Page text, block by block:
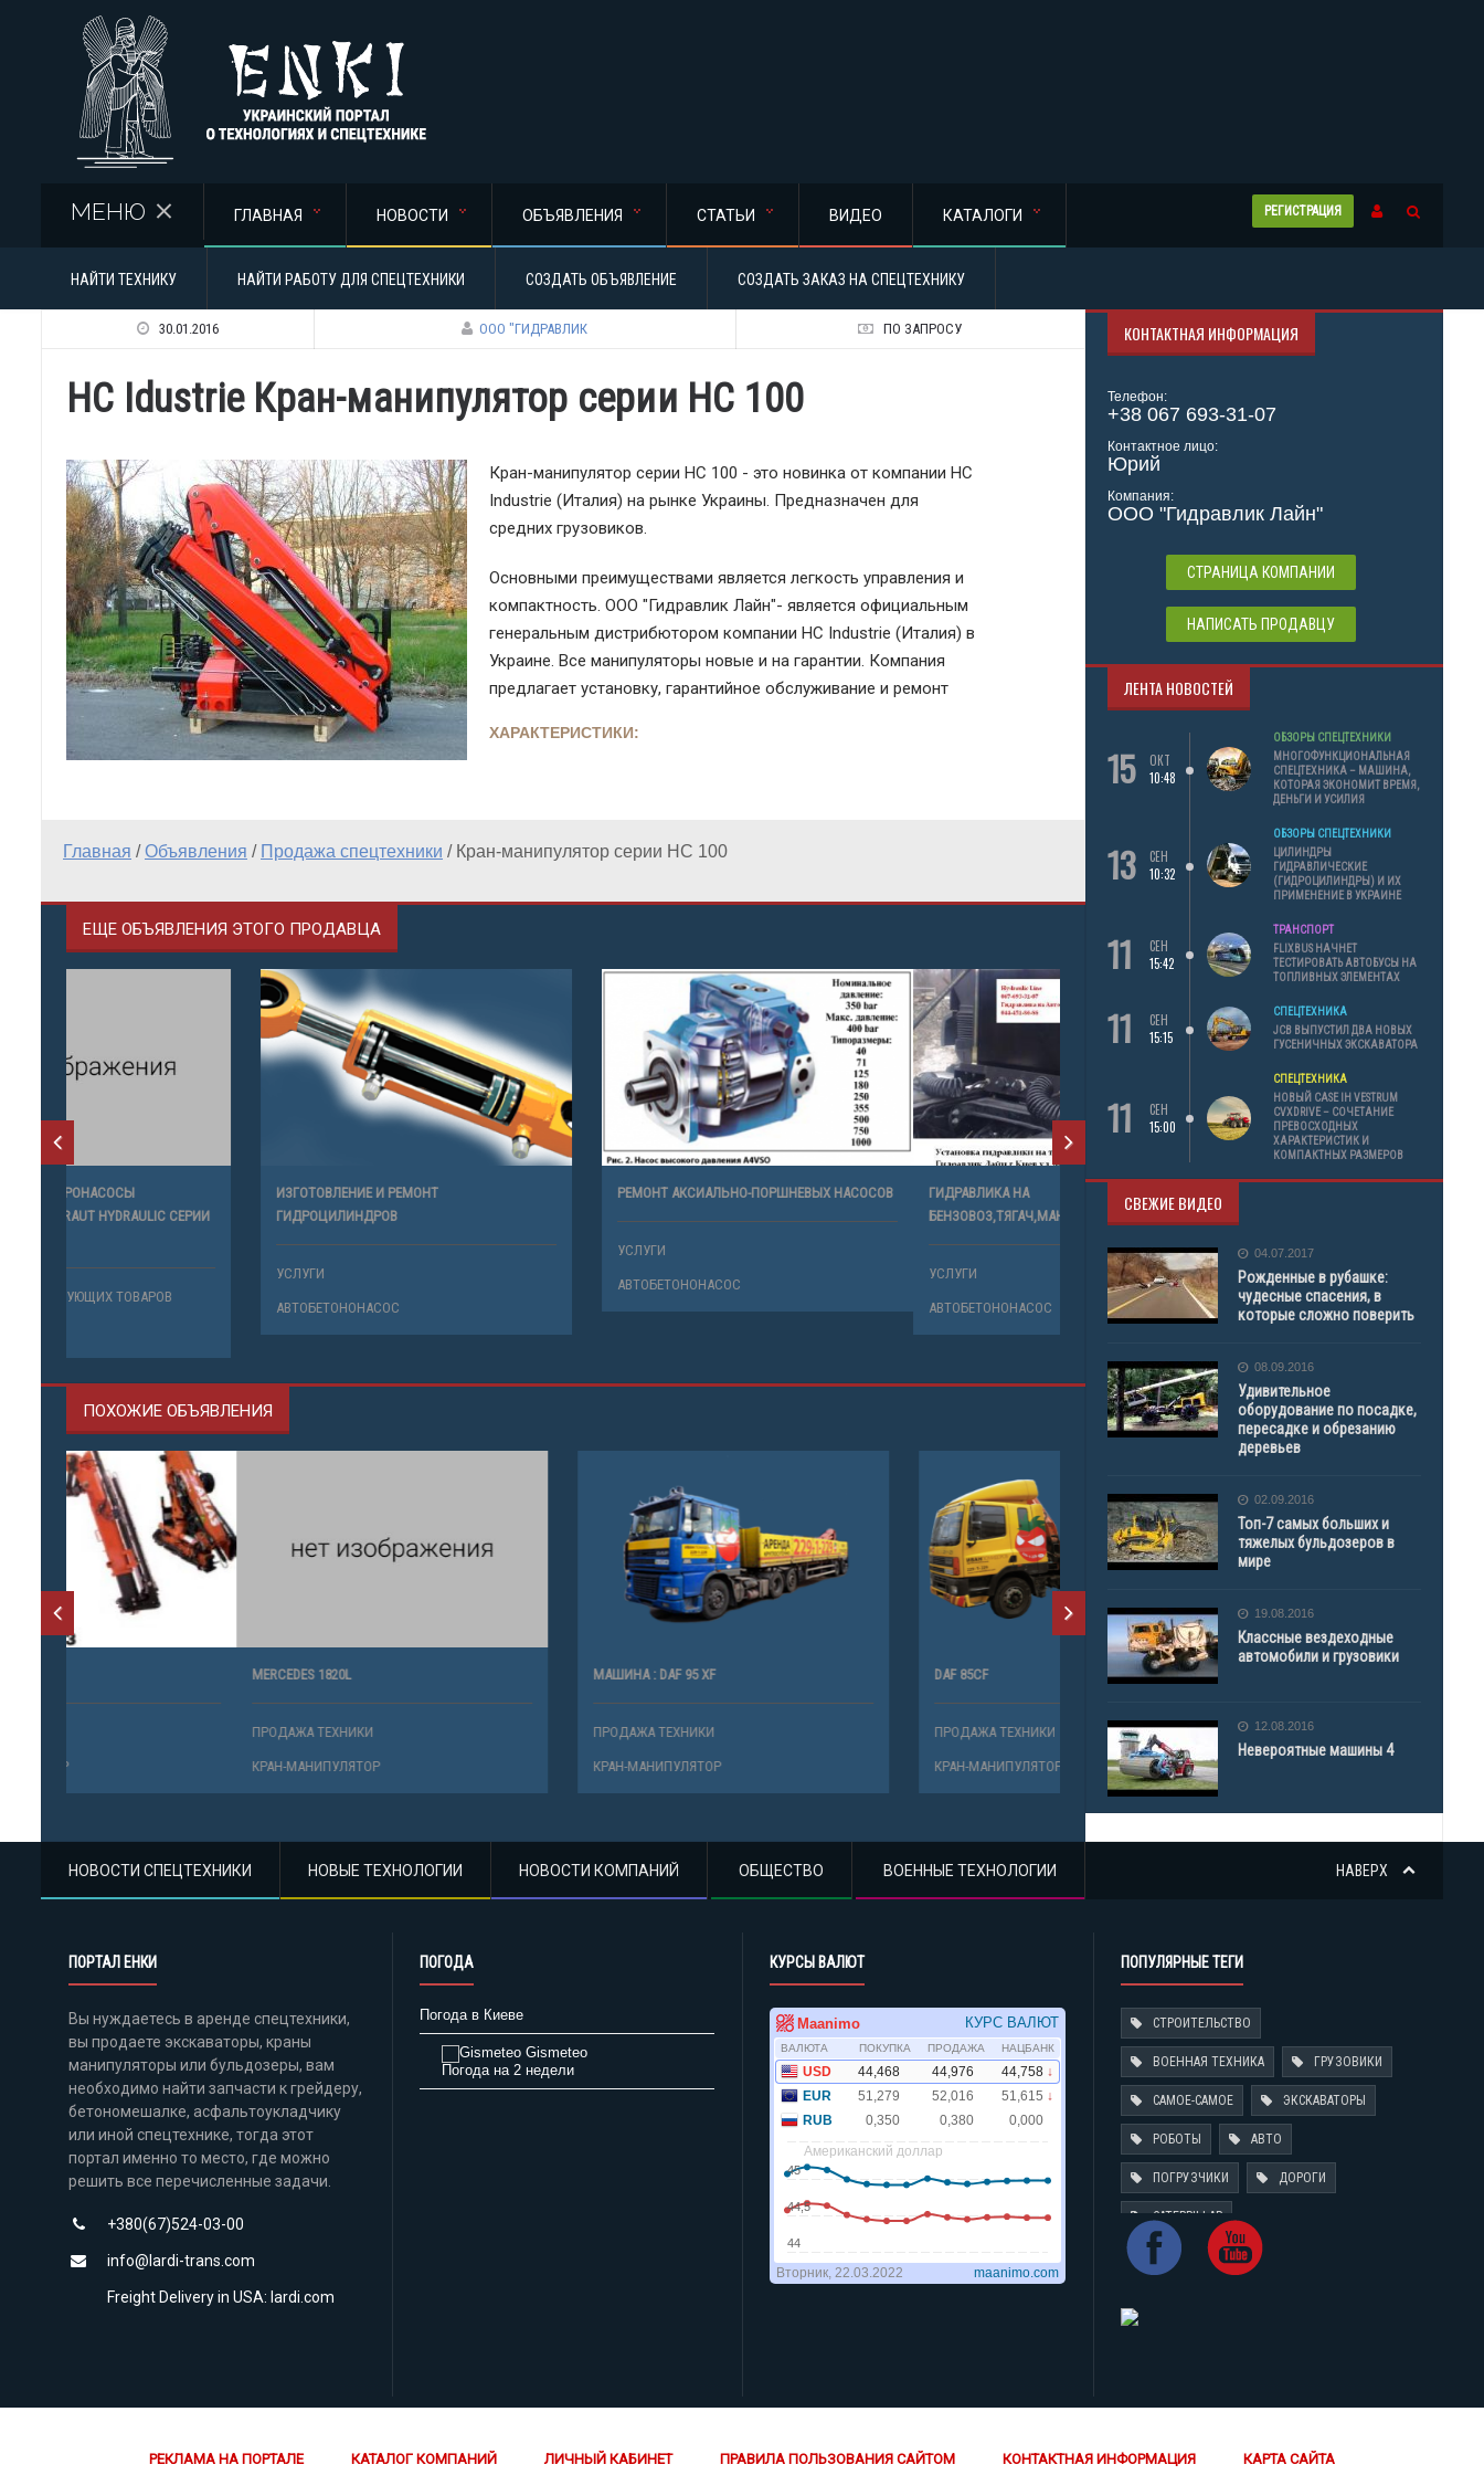
РЕГИСТРАЦИЯ
МЕНЮ ГЛАВНАЯ НОВОСТИ ОБЪЯВЛЕНИЯ СТАТЬИ ВИДЕО КАТАЛОГИ
НАЙТИ ТЕХНИКУ НАЙТИ РАБОТУ ДЛЯ СПЕЦТЕХНИКИ СОЗДАТЬ ОБЪЯВЛЕНИЕ СОЗДАТЬ ЗАКАЗ НА СПЕЦТЕХНИКУ
30.01.2016 ООО "ГИДРАВЛИК ПО ЗАПРОСУ
HC Idustrie Кран-манипулятор серии HC 100
Кран-манипулятор серии HC 100 - это новинка от компании HC
Industrie (Италия) на рынке Украины. Предназначен для
средних грузовиков.
Основными преимуществами является легкость управления и
компактность. ООО "Гидравлик Лайн"- является официальным
генеральным дистрибютором компании HC Industrie (Италия) в
Украине. Все манипуляторы новые и на гарантии. Компания
предлагает установку, гарантийное обслуживание и ремонт
ХАРАКТЕРИСТИКИ:
Главная /Объявления / Продажа спецтехники / Кран-манипулятор серии HC 100
ЕЩЕ ОБЪЯВЛЕНИЯ ЭТОГО ПРОДАВЦА
ПЛАСТИНЧАТЫЕ ГИДРОНАСОСЫ
DENISON,VELJAN,HYDRAUT HYDRAULIC СЕРИИ
ПРОДАЖА СОПУТСТВУЮЩИХ ТОВАРОВ
ИЗГОТОВЛЕНИЕ И РЕМОНТ
РЕМОНТ АКСИАЛЬНО-ПОРШНЕВЫХ НАСОСОВ
БЕНЗОВОЗ,ТЯГАЧ,МАНИПУЛЯТОР,ЛЕСОВОЗ
УСЛУГИ
АВТОБЕТОНОНАСОС
ПОХОЖИЕ ОБЪЯВЛЕНИЯ
КОНТАКТНАЯ ИНФОРМАЦИЯ
Телефон:
+38 067 693-31-07
Контактное лицо:
Юрий
Компания:
ООО "Гидравлик Лайн"
СТРАНИЦА КОМПАНИИ
НАПИСАТЬ ПРОДАВЦУ
ЛЕНТА НОВОСТЕЙ
15
ОКТ
10:48
ОБЗОРЫ СПЕЦТЕХНИКИ
МНОГОФУНКЦИОНАЛЬНАЯ
СПЕЦТЕХНИКА – МАШИНА,
КОТОРАЯ ЭКОНОМИТ ВРЕМЯ,
ДЕНЬГИ И УСИЛИЯ
13
СЕН
10:32
ОБЗОРЫ СПЕЦТЕХНИКИ
ЦИЛИНДРЫ
ГИДРАВЛИЧЕСКИЕ
(ГИДРОЦИЛИНДРЫ) И ИХ
ПРИМЕНЕНИЕ В УКРАИНЕ
11
СЕН
15:42
ТРАНСПОРТ
FLIXBUS НАЧНЕТ
ТЕСТИРОВАТЬ АВТОБУСЫ НА
ТОПЛИВНЫХ ЭЛЕМЕНТАХ
11
СЕН
15:15
СПЕЦТЕХНИКА
JCB ВЫПУСТИЛ ДВА НОВЫХ
ГУСЕНИЧНЫХ ЭКСКАВАТОРА
11
СЕН
15:00
СПЕЦТЕХНИКА
НОВЫЙ CASE IH VESTRUM
CVXDRIVE – СОЧЕТАНИЕ
ПРЕВОСХОДНЫХ
ХАРАКТЕРИСТИК И
КОМПАКТНЫХ РАЗМЕРОВ
СВЕЖИЕ ВИДЕО
04.07.2017
Рожденные в рубашке:
чудесные спасения, в
которые сложно поверить
08.09.2016
Удивительное
оборудование по посадке,
пересадке и обрезанию
деревьев
02.09.2016
Топ-7 самых больших и
тяжелых бульдозеров в
мире
19.08.2016
Классные вездеходные
автомобили и грузовики
12.08.2016
Невероятные машины 4
НАВЕРХ
НОВОСТИ СПЕЦТЕХНИКИ НОВЫЕ ТЕХНОЛОГИИ НОВОСТИ КОМПАНИЙ ОБЩЕСТВО ВОЕННЫЕ ТЕХНОЛОГИИ
ПОРТАЛ ЕНКИ
Вы нуждаетесь в аренде спецтехники,
вы продаете экскаваторы, краны
манипуляторы или бульдозеры, вам
необходимо найти запчасти к грейдеру,
бетономешалке, асфальтоукладчику
или иной спецтехнике, тогда этот
портал именно то место, где можно
решить все перечисленные задачи.
+380(67)524-03-00
info@lardi-trans.com
Freight Delivery in USA: lardi.com
ПОГОДА
Погода в Киеве
Gismeteo
Погода на 2 недели
КУРСЫ ВАЛЮТ ПОПУЛЯРНЫЕ ТЕГИ
СТРОИТЕЛЬСТВО
ВОЕННАЯ ТЕХНИКА ГРУЗОВИКИ
САМОЕ-САМОЕ ЭКСКАВАТОРЫ
РОБОТЫ АВТО
ПОГРУЗЧИКИ ДОРОГИ
CATERPILLAR
РЕКЛАМА НА ПОРТАЛЕ КАТАЛОГ КОМПАНИЙ ЛИЧНЫЙ КАБИНЕТ ПРАВИЛА ПОЛЬЗОВАНИЯ САЙТОМ КОНТАКТНАЯ ИНФОРМАЦИЯ КАРТА САЙТА